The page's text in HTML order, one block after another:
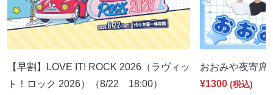
【早割】LOVE IT! ROCK 2026（ラヴィッ
ト！ロック 2026）（8/22 18:00）
おおみや夜寄
¥1300 (税込)